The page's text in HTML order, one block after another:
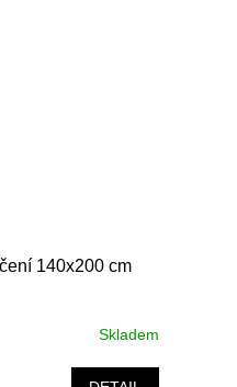
140x200 cm
Skladem